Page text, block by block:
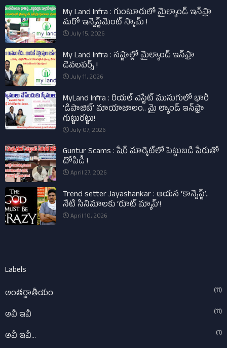
My Land Infra : గుంటూరులో మైల్యాండ్ ఇన్‌ఫ్రా
మరో ఇన్వెస్ట్‌మెంట్ స్కామ్ !
July 15, 2026
My Land Infra : నష్టాల్లో మైల్యాండ్ ఇన్‌ఫ్రా
డెవలపర్స్ !
July 11, 2026
MyLand Infra : రియల్ ఎస్టేట్ ముసుగులో భారీ
‘డిపాజిట్’ మాయాజాలం.. మై ల్యాండ్ ఇన్‌ఫ్రా
గుట్టురట్టు!
July 07, 2026
Guntur Scams : షేర్ మార్కెట్‌లో పెట్టుబడి పేరుతో
దోపిడీ !
April 27, 2026
Trend setter Jayashankar : ఆయన ‘కాన్సెప్ట్’..
నేటి సినిమాలకు ‘రూట్ మ్యాప్’!
April 10, 2026
Labels
అంతర్జాతీయం
(11)
అవీ ఇవీ (11)
అవీ ఇవీ... (1)